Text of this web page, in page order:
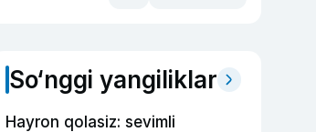
So‘nggi yangiliklar
Hayron qolasiz: sevimli